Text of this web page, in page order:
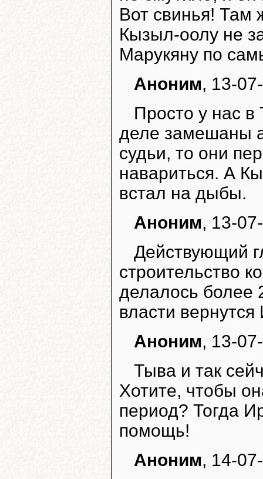
Вот свинья! Там
Кызыл-оолу не
Марукяну по
Аноним, 13-
Просто у нас
деле замешаны
судьи, то они
навариться. А
встал на дыбы.
Аноним, 13-
Действующий
строительство
делалось более
власти
Аноним, 13-
Тыва и так
Хотите, чтобы
период? Тогда
помощь!
Аноним, 14-